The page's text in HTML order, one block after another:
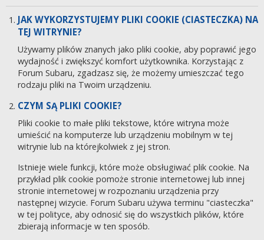
JAK WYKORZYSTUJEMY PLIKI COOKIE (CIASTECZKA) NA
TEJ WITRYNIE?
Używamy plików znanych jako pliki cookie, aby poprawić jego
wydajność i zwiększyć komfort użytkownika. Korzystając z
Forum Subaru, zgadzasz się, że możemy umieszczać tego
rodzaju pliki na Twoim urządzeniu.
CZYM SĄ PLIKI COOKIE?
Pliki cookie to małe pliki tekstowe, które witryna może
umieścić na komputerze lub urządzeniu mobilnym w tej
witrynie lub na którejkolwiek z jej stron.
Istnieje wiele funkcji, które może obsługiwać plik cookie. Na
przykład plik cookie pomoże stronie internetowej lub innej
stronie internetowej w rozpoznaniu urządzenia przy
następnej wizycie. Forum Subaru używa terminu "ciasteczka"
w tej polityce, aby odnosić się do wszystkich plików, które
zbierają informacje w ten sposób.